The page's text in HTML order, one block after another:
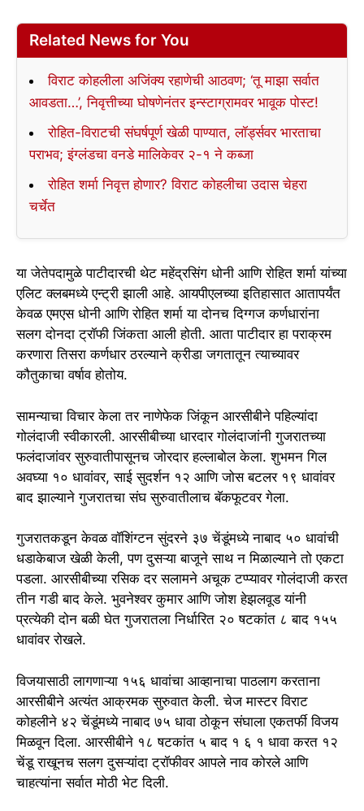
Related News for You
विराट कोहलीला अजिंक्य रहाणेची आठवण; ‘तू माझा सर्वात
आवडता…’, निवृत्तीच्या घोषणेनंतर इन्स्टाग्रामवर भावूक पोस्ट!
रोहित-विराटची संघर्षपूर्ण खेळी पाण्यात, लॉर्ड्सवर भारताचा
पराभव; इंग्लंडचा वनडे मालिकेवर २-१ ने कब्जा
रोहित शर्मा निवृत्त होणार? विराट कोहलीचा उदास चेहरा
चर्चेत
या जेतेपदामुळे पाटीदारची थेट महेंद्रसिंग धोनी आणि रोहित शर्मा यांच्या
एलिट क्लबमध्ये एन्ट्री झाली आहे. आयपीएलच्या इतिहासात आतापर्यंत
केवळ एमएस धोनी आणि रोहित शर्मा या दोनच दिग्गज कर्णधारांना
सलग दोनदा ट्रॉफी जिंकता आली होती. आता पाटीदार हा पराक्रम
करणारा तिसरा कर्णधार ठरल्याने क्रीडा जगतातून त्याच्यावर
कौतुकाचा वर्षाव होतोय.
सामन्याचा विचार केला तर नाणेफेक जिंकून आरसीबीने पहिल्यांदा
गोलंदाजी स्वीकारली. आरसीबीच्या धारदार गोलंदाजांनी गुजरातच्या
फलंदाजांवर सुरुवातीपासूनच जोरदार हल्लाबोल केला. शुभमन गिल
अवघ्या १० धावांवर, साई सुदर्शन १२ आणि जोस बटलर १९ धावांवर
बाद झाल्याने गुजरातचा संघ सुरुवातीलाच बॅकफूटवर गेला.
गुजरातकडून केवळ वॉशिंग्टन सुंदरने ३७ चेंडूंमध्ये नाबाद ५० धावांची
धडाकेबाज खेळी केली, पण दुसऱ्या बाजूने साथ न मिळाल्याने तो एकटा
पडला. आरसीबीच्या रसिक दर सलामने अचूक टप्प्यावर गोलंदाजी करत
तीन गडी बाद केले. भुवनेश्वर कुमार आणि जोश हेझलवूड यांनी
प्रत्येकी दोन बळी घेत गुजरातला निर्धारित २० षटकांत ८ बाद १५५
धावांवर रोखले.
विजयासाठी लागणाऱ्या १५६ धावांचा आव्हानाचा पाठलाग करताना
आरसीबीने अत्यंत आक्रमक सुरुवात केली. चेज मास्टर विराट
कोहलीने ४२ चेंडूंमध्ये नाबाद ७५ धावा ठोकून संघाला एकतर्फी विजय
मिळवून दिला. आरसीबीने १८ षटकांत ५ बाद १ ६ १ धावा करत १२
चेंडू राखूनच सलग दुसऱ्यांदा ट्रॉफीवर आपले नाव कोरले आणि
चाहत्यांना सर्वात मोठी भेट दिली.